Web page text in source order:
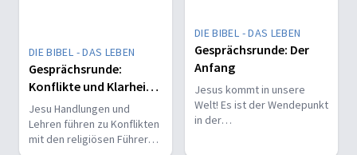
Gerechtigkeit und
Barmherzigkeit über
starren,
menschengemachten
Regeln.
DIE BIBEL - DAS LEBEN
Gesprächsrunde:
Konflikte und Klarheit -
Oder: Darf das Jesus?!
Jesu Handlungen und
Lehren führen zu Konflikten
mit den religiösen Führern.
DIE BIBEL - DAS LEBEN
Gesprächsrunde: Der
Anfang
Jesus kommt in unsere
Welt! Es ist der Wendepunkt
in der